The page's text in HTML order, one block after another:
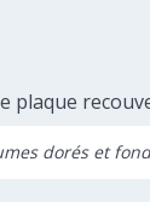
plaque
dorés et